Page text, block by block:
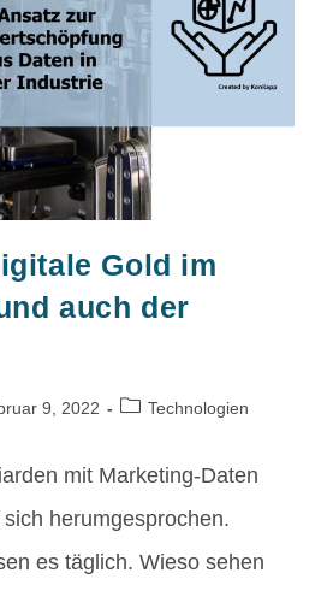
Gold im
auch der
9, 2022 Technologien
mit Marketing-Daten
herumgesprochen.
es täglich. Wieso sehen